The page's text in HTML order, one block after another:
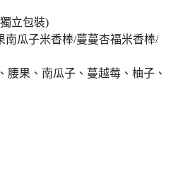
立包裝)
南瓜子米香棒/蔓蔓杏福米香棒/
腰果、南瓜子、蔓越莓、柚子、